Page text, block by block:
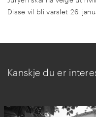
Disse vil bli varslet 26.
Kanskje du er